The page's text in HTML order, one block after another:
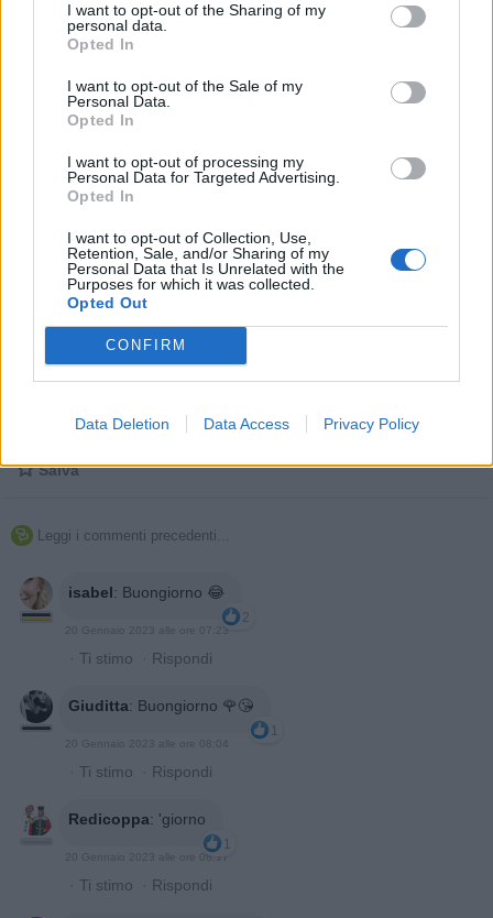
I want to opt-out of the Sharing of my
personal data.
Opted In
I want to opt-out of the Sale of my
Personal Data.
Opted In
I want to opt-out of processing my
Personal Data for Targeted Advertising.
Opted In
I want to opt-out of Collection, Use,
Retention, Sale, and/or Sharing of my
Personal Data that Is Unrelated with the
Purposes for which it was collected.
Opted Out
CONFIRM
Data Deletion Data Access Privacy Policy
Stime: 19
Salva
 Leggi i commenti precedenti...
isabel: Buongiorno 😂
2
20 Gennaio 2023 alle ore 07:23
· Ti stimo · Rispondi
Giuditta: Buongiorno 🌹😘
1
20 Gennaio 2023 alle ore 08:04
· Ti stimo · Rispondi
Redicoppa: 'giorno
1
20 Gennaio 2023 alle ore 08:17
· Ti stimo · Rispondi